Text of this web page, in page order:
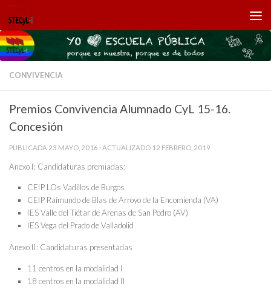
Saltar al contenido
CONVIVENCIA
Premios Convivencia Alumnado CyL 15-16.
Concesión
PUBLICADA 23 MAYO, 2016 · ACTUALIZADO 12 FEBRERO, 2019
Anexo I: Candidaturas premiadas:
CEIP LOs Vadillos de Burgos
CEIP Raimundo de Blas de Arroyo de la Encomienda (VA)
IES Valle del Tiétar de Arenas de San Pedro (AV)
IES Vega del Prado de Valladolid
Anexo II: Candidaturas presentadas
11 centros en la modalidad I
18 centros en la modalidad II